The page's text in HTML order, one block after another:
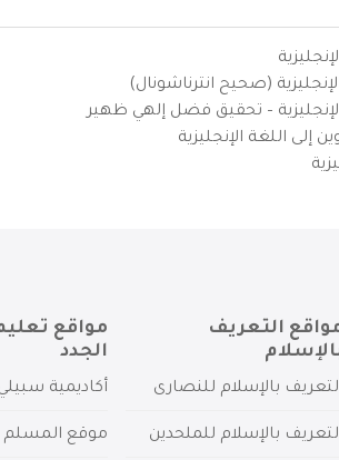
(صحيح انترناشونال)
– تحقيق فضل إلهي ظهير
إلى اللغة الإنجليزية
التعريف
بالإسلام للنصارى
بالإسلام للملحدين
مواقع
الجدد
أكاديمية
موقع المسلم